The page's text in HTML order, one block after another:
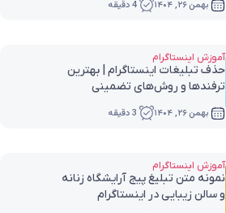
بهمن ۲۶, ۱۴۰۴ 4 دقیقه
آموزش اینستاگرام
حذف تبلیغات اینستاگرام | بهترین
ترفندها و روش‌های تضمینی
بهمن ۲۶, ۱۴۰۴ 3 دقیقه
آموزش اینستاگرام
نمونه متن تبلیغ پیج آرایشگاه زنانه
و سالن زیبایی در اینستاگرام